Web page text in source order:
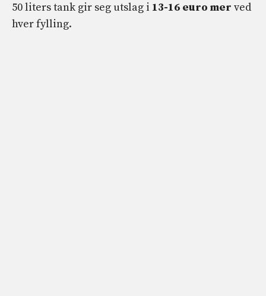
50 liters tank gir seg utslag i 13-16 euro mer ved
hver fylling.